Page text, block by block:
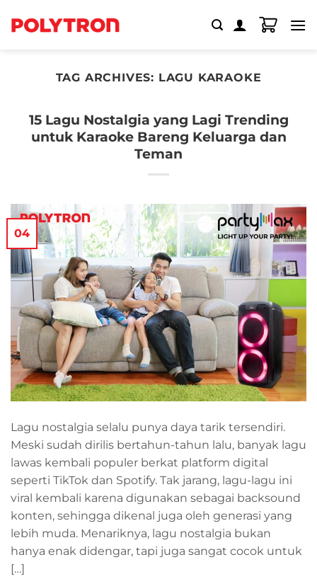
TAG ARCHIVES: LAGU KARAOKE
15 Lagu Nostalgia yang Lagi Trending
untuk Karaoke Bareng Keluarga dan
Teman
04
Lagu nostalgia selalu punya daya tarik tersendiri.
Meski sudah dirilis bertahun-tahun lalu, banyak lagu
lawas kembali populer berkat platform digital
seperti TikTok dan Spotify. Tak jarang, lagu-lagu ini
viral kembali karena digunakan sebagai backsound
konten, sehingga dikenal juga oleh generasi yang
lebih muda. Menariknya, lagu nostalgia bukan
hanya enak didengar, tapi juga sangat cocok untuk
[…]